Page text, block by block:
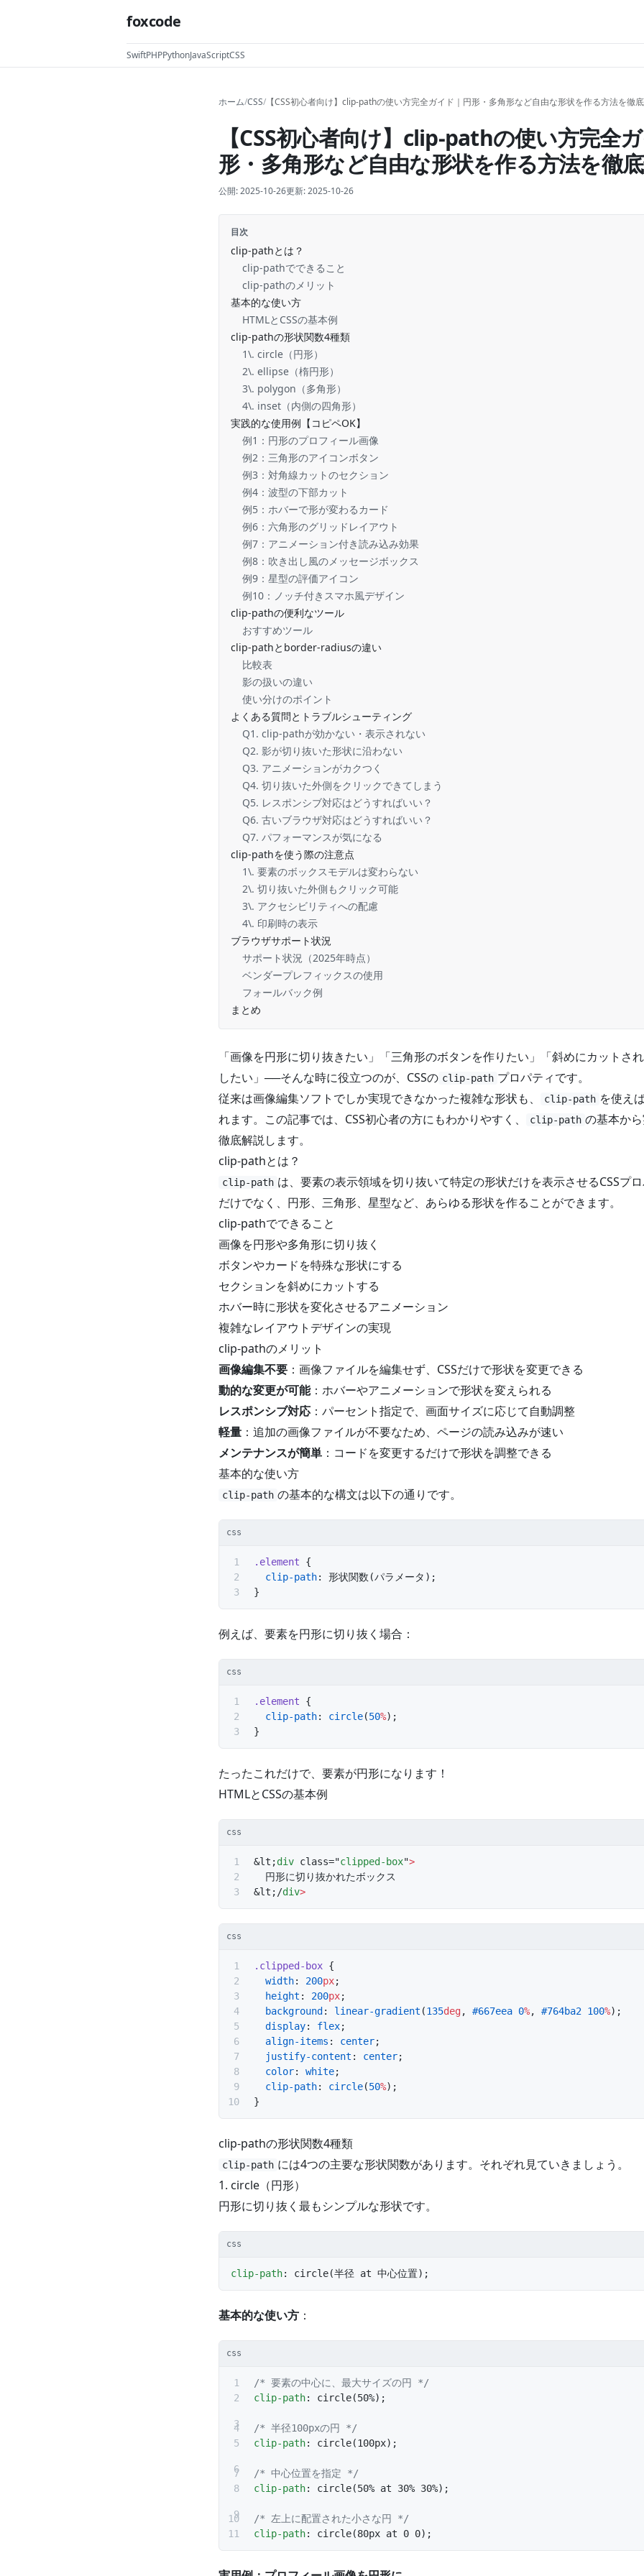
foxcode
SwiftPHPPythonJavaScriptCSS
ホーム/CSS/ 【CSS初心者向け】clip-pathの使い方完全ガイド｜円形・多角形など自由な形状を作る方法を徹
【CSS初心者向け】clip-pathの使い方完全
形・多角形など自由な形状を作る方法を徹
公開:2025-10-26更新:2025-10-26
目次
clip-pathとは？
clip-pathでできること
clip-pathのメリット
基本的な使い方
HTMLとCSSの基本例
clip-pathの形状関数4種類
1\. circle（円形）
2\. ellipse（楕円形）
3\. polygon（多角形）
4\. inset（内側の四角形）
実践的な使用例【コピペOK】
例1：円形のプロフィール画像
例2：三角形のアイコンボタン
例3：対角線カットのセクション
例4：波型の下部カット
例5：ホバーで形が変わるカード
例6：六角形のグリッドレイアウト
例7：アニメーション付き読み込み効果
例8：吹き出し風のメッセージボックス
例9：星型の評価アイコン
例10：ノッチ付きスマホ風デザイン
clip-pathの便利なツール
おすすめツール
clip-pathとborder-radiusの違い
比較表
影の扱いの違い
使い分けのポイント
よくある質問とトラブルシューティング
Q1. clip-pathが効かない・表示されない
Q2. 影が切り抜いた形状に沿わない
Q3. アニメーションがカクつく
Q4. 切り抜いた外側をクリックできてしまう
Q5. レスポンシブ対応はどうすればいい？
Q6. 古いブラウザ対応はどうすればいい？
Q7. パフォーマンスが気になる
clip-pathを使う際の注意点
1\. 要素のボックスモデルは変わらない
2\. 切り抜いた外側もクリック可能
3\. アクセシビリティへの配慮
4\. 印刷時の表示
ブラウザサポート状況
サポート状況（2025年時点）
ベンダープレフィックスの使用
フォールバック例
まとめ
「画像を円形に切り抜きたい」「三角形のボタンを作りたい」「斜めにカットさ
したい」──そんな時に役立つのが、CSSの clip-path プロパティです。
従来は画像編集ソフトでしか実現できなかった複雑な形状も、
clip-path を使え
れます。この記事では、CSS初心者の方にもわかりやすく、
clip-path の基本か
徹底解説します。
clip-pathとは？
clip-path は、要素の表示領域を切り抜いて特定の形状だけを表示させるCSSプ
だけでなく、円形、三角形、星型など、あらゆる形状を作ることができます。
clip-pathでできること
画像を円形や多角形に切り抜く
ボタンやカードを特殊な形状にする
セクションを斜めにカットする
ホバー時に形状を変化させるアニメーション
複雑なレイアウトデザインの実現
clip-pathのメリット
画像編集不要 ：画像ファイルを編集せず、CSSだけで形状を変更できる
動的な変更が可能：ホバーやアニメーションで形状を変えられる
レスポンシブ対応 ：パーセント指定で、画面サイズに応じて自動調整
軽量 ：追加の画像ファイルが不要なため、ページの読み込みが速い
メンテナンスが簡単 ：コードを変更するだけで形状を調整できる
基本的な使い方
clip-path の基本的な構文は以下の通りです。
css
.element {
  clip-path
: 形状関数(パラメータ);
}
例えば、要素を円形に切り抜く場合：
css
.element {
  clip-path
: circle(50%);
}
たったこれだけで、要素が円形になります！
HTMLとCSSの基本例
css
&lt;div class="clipped-box">
  円形に切り抜かれたボックス
&lt;/div>
css
.clipped-box {
  width
: 200px;
  height
: 200px;
  background
: linear-gradient (135deg, #667eea 0%, #764ba2 100%);
  display
: flex;
  align-items
: center;
  justify-content
: center;
  color
: white;
  clip-path
: circle(50%);
}
clip-pathの形状関数4種類
clip-path には4つの主要な形状関数があります。それぞれ見ていきましょう。
1. circle（円形）
円形に切り抜く最もシンプルな形状です。
css
clip-path: circle(半径 at 中心位置);
基本的な使い方 ：
css
/* 要素の中心に、最大サイズの円 */
clip-path: circle(50%);
/* 半径100pxの円 */
clip-path: circle(100px);
/* 中心位置を指定 */
clip-path: circle(50% at 30% 30%);
/* 左上に配置された小さな円 */
clip-path: circle(80px at 0 0);